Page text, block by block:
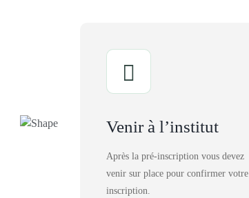
Venir à l’institut
Après la pré-inscription vous devez
venir sur place pour confirmer votre
inscription.